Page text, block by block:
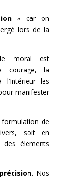
» car on
lors de la
moral est
courage, la
les
manifester
de
soit en
des éléments
Nos